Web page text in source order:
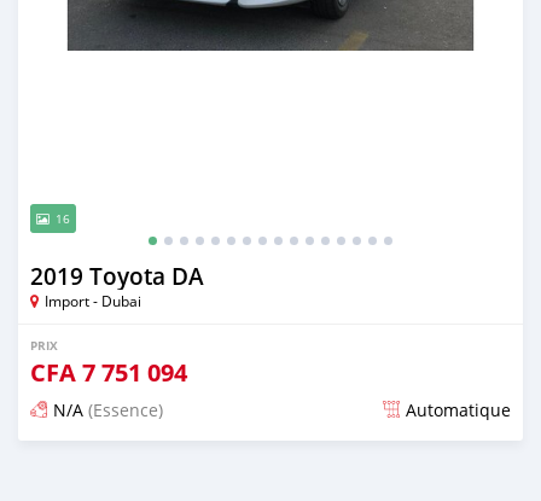
16
2019 Toyota DA
Import - Dubai
PRIX
CFA7 751 094
N/A (Essence) Automatique